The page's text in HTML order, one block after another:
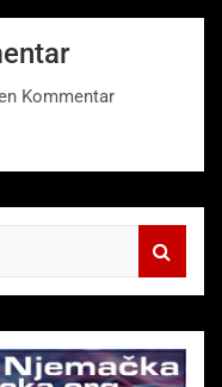
Kommentar